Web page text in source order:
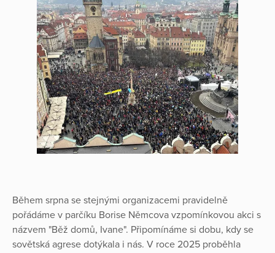
Během srpna se stejnými organizacemi pravidelně
pořádáme v parčíku Borise Němcova vzpomínkovou akci s
názvem "Běž domů, Ivane". Připomínáme si dobu, kdy se
sovětská agrese dotýkala i nás. V roce 2025 proběhla